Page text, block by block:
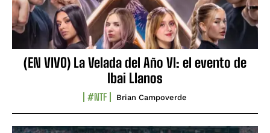
(EN VIVO) La Velada del Año VI: el evento de
Ibai Llanos
#NTF Brian Campoverde